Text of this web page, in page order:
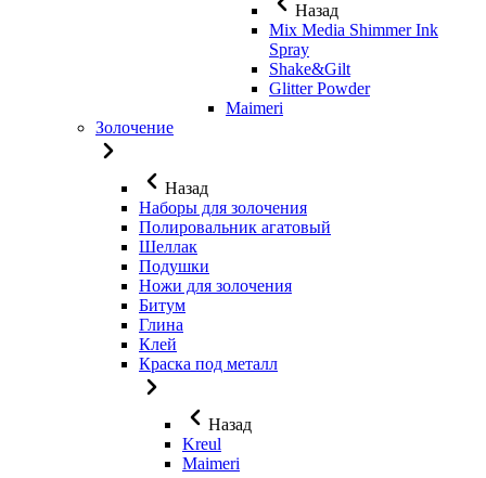
Назад
Mix Media Shimmer Ink
Spray
Shake&Gilt
Glitter Powder
Maimeri
Золочение
Назад
Наборы для золочения
Полировальник агатовый
Шеллак
Подушки
Ножи для золочения
Битум
Глина
Клей
Краска под металл
Назад
Kreul
Maimeri